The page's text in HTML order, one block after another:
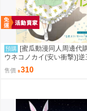
預購 [蜜瓜動漫同人周邊代
ウネコノカイ(安い衝撃)]逆
形(同人誌)
售價 310